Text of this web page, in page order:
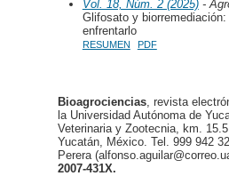
Vol. 18, Núm. 2 (2025)-
Glifosato y
enfrentarlo
RESUMEN PDF
Bioagrociencias, revista
la Universidad Autónoma de
Veterinaria y Zootecnia, km.
Yucatán, México. Tel. 999 942
Perera
2007-431X.